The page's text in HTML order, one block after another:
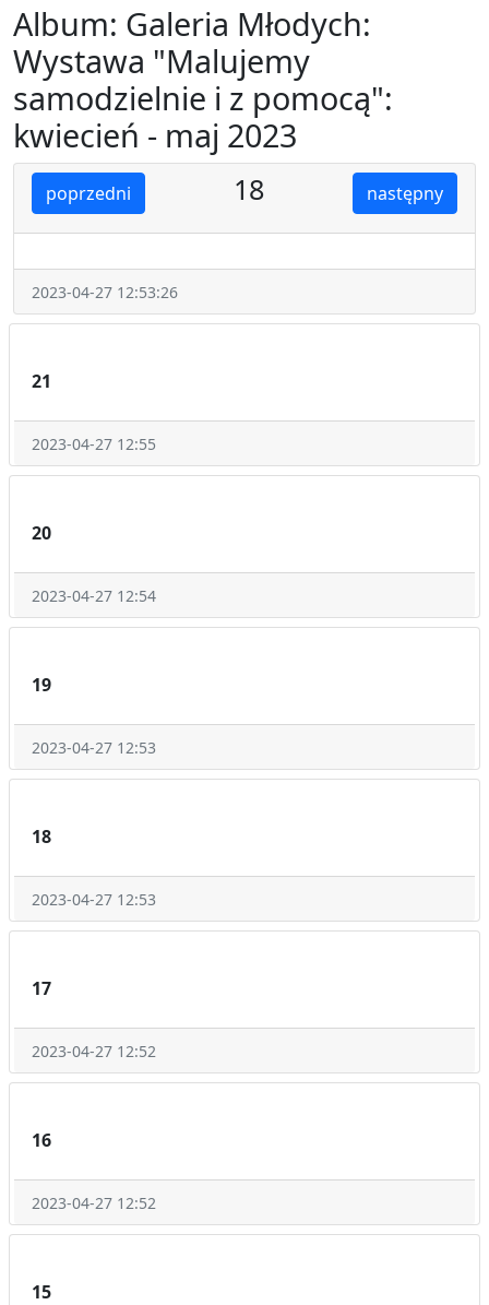
Album: Galeria Młodych:
Wystawa "Malujemy
samodzielnie i z pomocą":
kwiecień - maj 2023
poprzedni następny
18
2023-04-27 12:53:26
21
2023-04-27 12:55
20
2023-04-27 12:54
19
2023-04-27 12:53
18
2023-04-27 12:53
17
2023-04-27 12:52
16
2023-04-27 12:52
15